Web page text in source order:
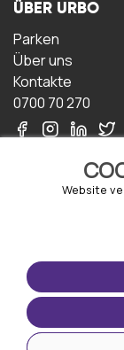
Website
ÜBER URBO
Parken
Über uns
Kontakte
0700 70 270
Datenschutz-
Bestimmungen
Cookie-Richtlinie